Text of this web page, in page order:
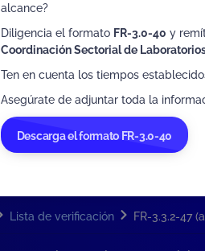
Lista de verificación FR-3.3.2-47
alcance?
Diligencia el formato FR-3.0-40 y
Coordinación Sectorial de
Ten en cuenta los tiempos
Asegúrate de adjuntar toda la
Descarga el formato FR-3.0-40